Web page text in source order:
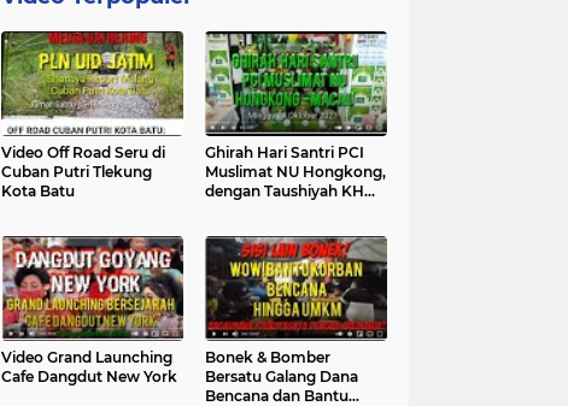
Video Off Road Seru di
Cuban Putri Tlekung
Kota Batu
Ghirah Hari Santri PCI
Muslimat NU Hongkong,
dengan Taushiyah KH
Video Grand Launching
Cafe Dangdut New York
Bonek & Bomber
Bersatu Galang Dana
Bencana dan Bantu